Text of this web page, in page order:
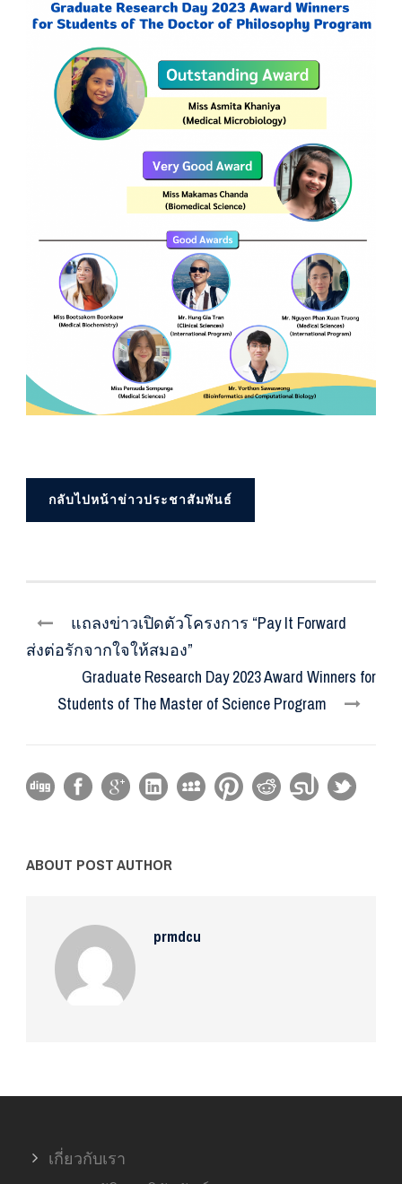
กลับไปหน้าข่าวประชาสัมพันธ์
แถลงข่าวเปิดตัวโครงการ “Pay It Forward
ส่งต่อรักจากใจให้สมอง”
Graduate Research Day 2023 Award Winners for
Students of The Master of Science Program
ABOUT POST AUTHOR
prmdcu
เกี่ยวกับเรา